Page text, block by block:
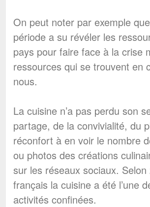
On peut noter par exemple
période a su révéler les
pays pour faire face à la crise
ressources qui se trouvent en
nous.
La cuisine n’a pas perdu son
partage, de la convivialité, du
réconfort à en voir le nombre
ou photos des créations
sur les réseaux sociaux. Selon
français la cuisine a été l’une
activités confinées.